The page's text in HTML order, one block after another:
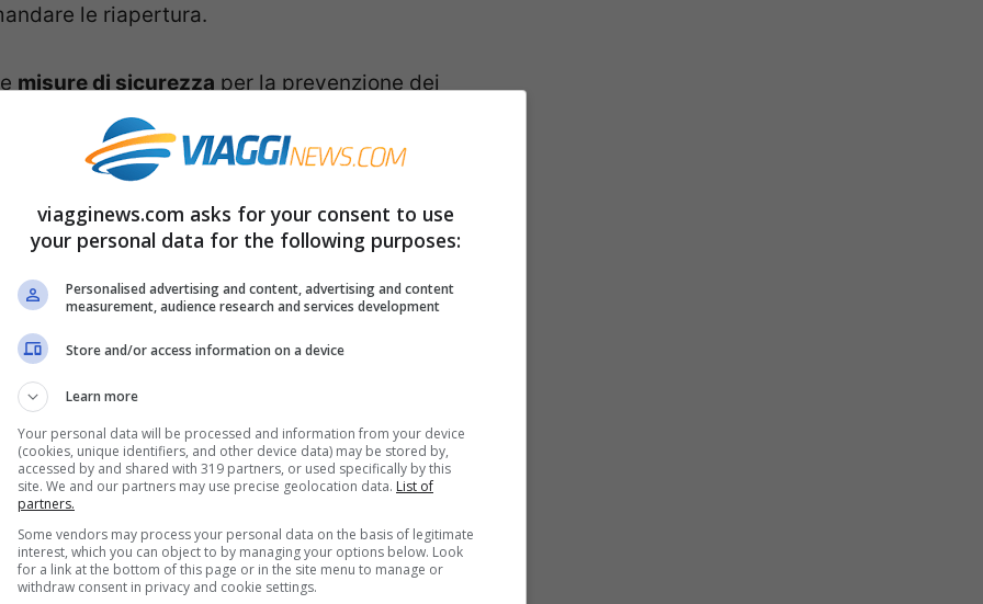
le riapertura.
misure di sicurezza per la prevenzione dei
e agriturismi
comportarsial loro interno e verificare che
rimangono chiusi
delle strutture ricettive sono
del contagio sull’intero territorio
rivolta alle attività ricettive, il decreto
sono esercitate acondizione che sia
viagginews.com asks for your consent to use
your personal data for the following purposes:
Personalised advertising and content, advertising and content
measurement, audience research and services development
Store and/or access information on a device
Learn more
Your personal data will be processed and information from your device
(cookies, unique identifiers, and other device data) may be stored by,
accessed by and shared with 319 partners, or used specifically by this
site. We and our partners may use precise geolocation data. List of
partners.
Some vendors may process your personal data on the basis of legitimate
interest, which you can object to by managing your options below. Look
for a link at the bottom of this page or in the site menu to manage or
withdraw consent in privacy and cookie settings.